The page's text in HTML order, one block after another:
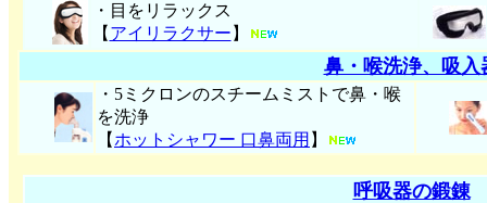
・目をリラックス
【 アイリラクサー 】
鼻・喉洗浄、吸入
・5ミクロンのスチームミストで鼻・喉
を洗浄
【 ホットシャワー 口鼻両用 】
呼吸器の鍛錬